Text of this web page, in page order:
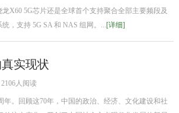
龙X60 5G芯片还是全球首个支持聚合全部主要频段及
，支持 5G SA 和 NAS 组网。...[详细]
实现状
人阅读
年。回顾这70年，中国的政治、经济、文化建设和社